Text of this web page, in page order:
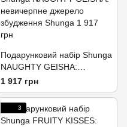
Подарунковий набір Shunga
NAUGHTY GEISHA:
невичерпне джерело
збудження
1 917 грн
3